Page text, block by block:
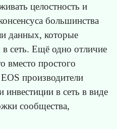
целостность и
большинства
данных, которые
сеть. Ещё одно отличие
вместо простого
производители
инвестиции в сеть в виде
сообщества,